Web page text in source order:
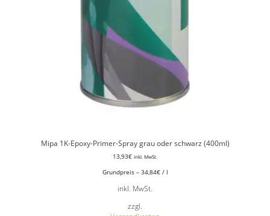
Mipa 1K-Epoxy-Primer-Spray grau oder schwarz (400ml)
13,93€ inkl. MwSt.
Grundpreis – 34,84€/ l
inkl. MwSt.
zzgl.